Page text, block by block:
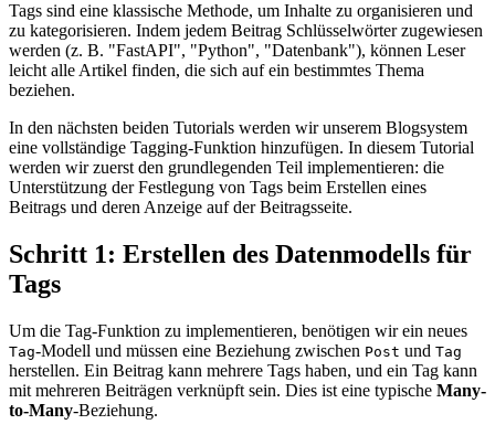
Tags sind eine klassische Methode, um Inhalte zu organisieren und
zu kategorisieren. Indem jedem Beitrag Schlüsselwörter zugewiesen
werden (z. B. "FastAPI", "Python", "Datenbank"), können Leser
leicht alle Artikel finden, die sich auf ein bestimmtes Thema
beziehen.
In den nächsten beiden Tutorials werden wir unserem Blogsystem
eine vollständige Tagging-Funktion hinzufügen. In diesem Tutorial
werden wir zuerst den grundlegenden Teil implementieren: die
Unterstützung der Festlegung von Tags beim Erstellen eines
Beitrags und deren Anzeige auf der Beitragsseite.
Schritt 1: Erstellen des Datenmodells für
Tags
Um die Tag-Funktion zu implementieren, benötigen wir ein neues
Tag-Modell und müssen eine Beziehung zwischen Post und Tag
herstellen. Ein Beitrag kann mehrere Tags haben, und ein Tag kann
mit mehreren Beiträgen verknüpft sein. Dies ist eine typische Many-
to-Many-Beziehung.